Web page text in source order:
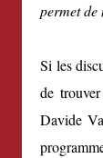
permet de
Si les
de
Davide